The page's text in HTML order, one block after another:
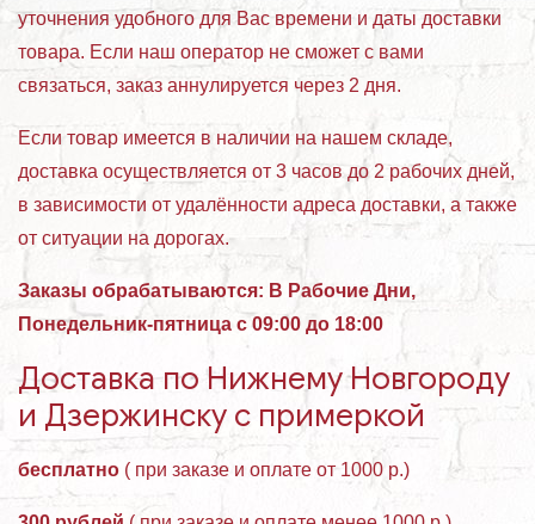
уточнения удобного для Вас времени и даты доставки
товара. Если наш оператор не сможет с вами
связаться, заказ аннулируется через 2 дня.
Если товар имеется в наличии на нашем складе,
доставка осуществляется от 3 часов до 2 рабочих дней,
в зависимости от удалённости адреса доставки, а также
от ситуации на дорогах.
Заказы обрабатываются: В Рабочие Дни,
Понедельник-пятница с 09:00 до 18:00
Доставка по Нижнему Новгороду
и Дзержинску с примеркой
бесплатно ( при заказе и оплате от 1000 р.)